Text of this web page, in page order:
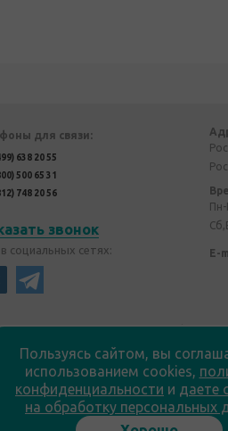
для связи:
638 20 55
500 65 31
748 20 56
звонок
социальных сетях:
Пн-
E-
Политика
регулировании производства
торговлю. Все
Brand". Авторские корпоративные
от изображения.
Пользуясь сайтом, вы
использованием cookies,
конфиденциальности и даете
на обработку персональных